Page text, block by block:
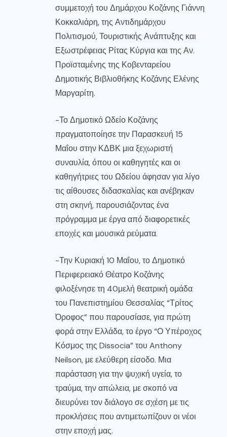
συμμετοχή του Δημάρχου Κοζάνης Γιάννη
Κοκκαλιάρη, της Αντιδημάρχου
Πολιτισμού, Τουριστικής Ανάπτυξης και
Εξωστρέφειας Ρίτας Κύργια και της Αν.
Προϊσταμένης της Κοβενταρείου
Δημοτικής Βιβλιοθήκης Κοζάνης Ελένης
Μαργαρίτη.
-Το Δημοτικό Ωδείο Κοζάνης
πραγματοποίησε την Παρασκευή 15
Μαΐου στην ΚΔΒΚ μια ξεχωριστή
συναυλία, όπου οι καθηγητές και οι
καθηγήτριες του Ωδείου άφησαν για λίγο
τις αίθουσες διδασκαλίας και ανέβηκαν
στη σκηνή, παρουσιάζοντας ένα
πρόγραμμα με έργα από διαφορετικές
εποχές και μουσικά ρεύματα.
-Την Κυριακή 10 Μαΐου, το Δημοτικό
Περιφερειακό Θέατρο Κοζάνης
φιλοξένησε τη 40μελή θεατρική ομάδα
του Πανεπιστημίου Θεσσαλίας “Τρίτος
Όροφος” που παρουσίασε, για πρώτη
φορά στην Ελλάδα, το έργο “Ο Υπέροχος
Κόσμος της Dissocia” του Anthony
Neilson, με ελεύθερη είσοδο. Μια
παράσταση για την ψυχική υγεία, το
τραύμα, την απώλεια, με σκοπό να
διευρύνει τον διάλογο σε σχέση με τις
προκλήσεις που αντιμετωπίζουν οι νέοι
στην εποχή μας.